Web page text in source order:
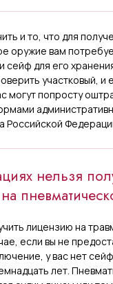
и то, что для
оружие вам
сейф для его
участковый, и
могут попросту
Российской
нельзя
лицензию на
если вы не
у вас нет
лет.